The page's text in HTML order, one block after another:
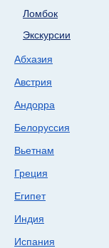
Ломбок
Экскурсии
Абхазия
Австрия
Андорра
Белоруссия
Вьетнам
Греция
Египет
Индия
Испания